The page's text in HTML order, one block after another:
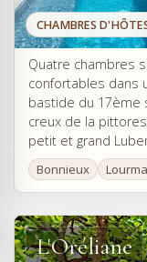
CHAMBRES
Quatre chambres
confortables dans
bastide du 17ème
creux de la
petit et grand
Bonnieux
L'Oréliane